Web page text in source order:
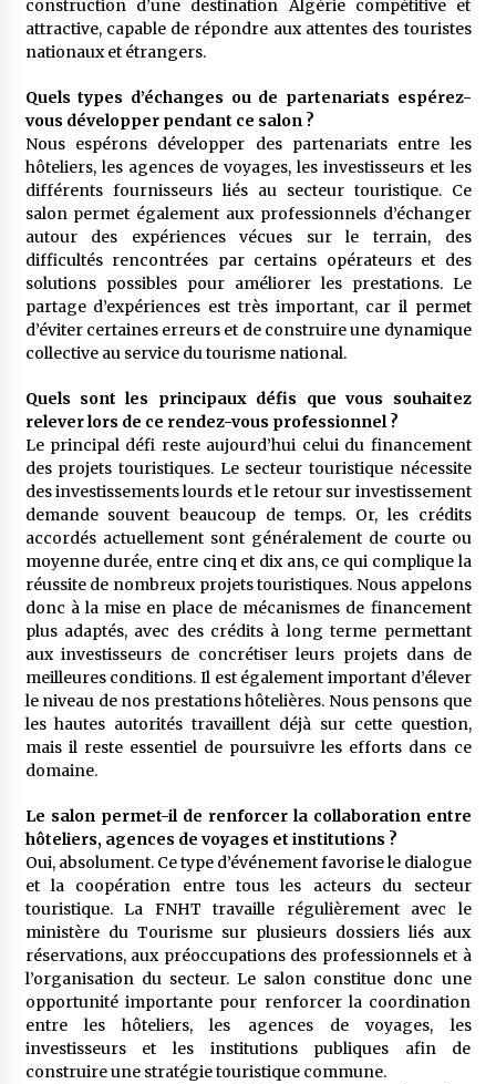
construction d’une destination Algérie compétitive et
attractive, capable de répondre aux attentes des touristes
nationaux et étrangers.
Quels types d’échanges ou de partenariats espérez-
vous développer pendant ce salon ?
Nous espérons développer des partenariats entre les
hôteliers, les agences de voyages, les investisseurs et les
différents fournisseurs liés au secteur touristique. Ce
salon permet également aux professionnels d’échanger
autour des expériences vécues sur le terrain, des
difficultés rencontrées par certains opérateurs et des
solutions possibles pour améliorer les prestations. Le
partage d’expériences est très important, car il permet
d’éviter certaines erreurs et de construire une dynamique
collective au service du tourisme national.
Quels sont les principaux défis que vous souhaitez
relever lors de ce rendez-vous professionnel ?
Le principal défi reste aujourd’hui celui du financement
des projets touristiques. Le secteur touristique nécessite
des investissements lourds et le retour sur investissement
demande souvent beaucoup de temps. Or, les crédits
accordés actuellement sont généralement de courte ou
moyenne durée, entre cinq et dix ans, ce qui complique la
réussite de nombreux projets touristiques. Nous appelons
donc à la mise en place de mécanismes de financement
plus adaptés, avec des crédits à long terme permettant
aux investisseurs de concrétiser leurs projets dans de
meilleures conditions. Il est également important d’élever
le niveau de nos prestations hôtelières. Nous pensons que
les hautes autorités travaillent déjà sur cette question,
mais il reste essentiel de poursuivre les efforts dans ce
domaine.
Le salon permet-il de renforcer la collaboration entre
hôteliers, agences de voyages et institutions ?
Oui, absolument. Ce type d’événement favorise le dialogue
et la coopération entre tous les acteurs du secteur
touristique. La FNHT travaille régulièrement avec le
ministère du Tourisme sur plusieurs dossiers liés aux
réservations, aux préoccupations des professionnels et à
l’organisation du secteur. Le salon constitue donc une
opportunité importante pour renforcer la coordination
entre les hôteliers, les agences de voyages, les
investisseurs et les institutions publiques afin de
construire une stratégie touristique commune.